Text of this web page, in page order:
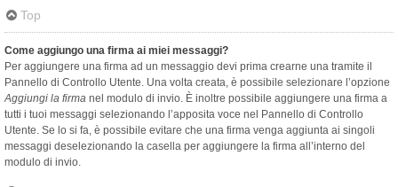
Top
Come aggiungo una firma ai miei messaggi?
Per aggiungere una firma ad un messaggio devi prima crearne una tramite il
Pannello di Controllo Utente. Una volta creata, è possibile selezionare l’opzione
Aggiungi la firma nel modulo di invio. È inoltre possibile aggiungere una firma a
tutti i tuoi messaggi selezionando l’apposita voce nel Pannello di Controllo
Utente. Se lo si fa, è possibile evitare che una firma venga aggiunta ai singoli
messaggi deselezionando la casella per aggiungere la firma all’interno del
modulo di invio.